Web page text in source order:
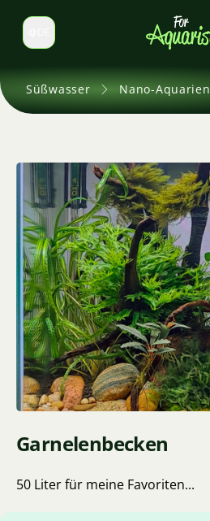
Sprache wechseln
Süßwasser Nano-Aquarien
Garnelenbecken
50 Liter für meine Favoriten...